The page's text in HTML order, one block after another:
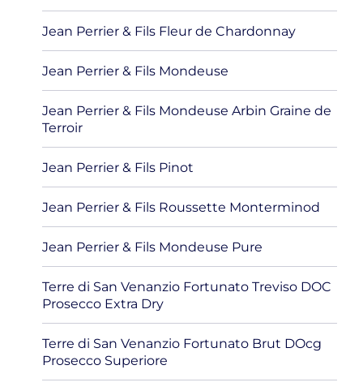
Jean Perrier & Fils Fleur de Chardonnay
Jean Perrier & Fils Mondeuse
Jean Perrier & Fils Mondeuse Arbin Graine de
Terroir
Jean Perrier & Fils Pinot
Jean Perrier & Fils Roussette Monterminod
Jean Perrier & Fils Mondeuse Pure
Terre di San Venanzio Fortunato Treviso DOC
Prosecco Extra Dry
Terre di San Venanzio Fortunato Brut DOcg
Prosecco Superiore